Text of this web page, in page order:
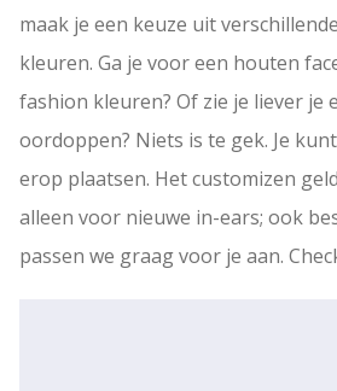
maak je een keuze uit
kleuren. Ga je voor een houten
fashion kleuren? Of zie je liever je
oordoppen? Niets is te gek. Je
erop plaatsen. Het customizen
alleen voor nieuwe in-ears; ook
passen we graag voor je aan.